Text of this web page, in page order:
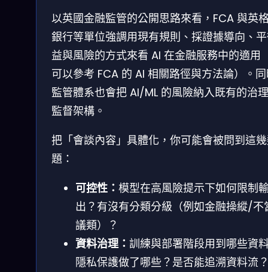
以英國金融監管的公開思路來看，FCA 與英
銀行等單位強調用現有規則、採證據導向、
益與風險的方式來看 AI 在金融服務中的適用
可以參考 FCA 的 AI 相關路徑與方法論）。
監管體系也會把 AI/ML 的風險納入既有的治
監督架構。
把「會談內容」具體化，你可能會被問到這
題：
可控性： 模型在高風險提示下如何限制
出？有沒有分類分級（例如金融操縱/不
議類）？
資料治理： 訓練與部署階段用到哪些資
隱私保護做了哪些？是否能追溯資料流